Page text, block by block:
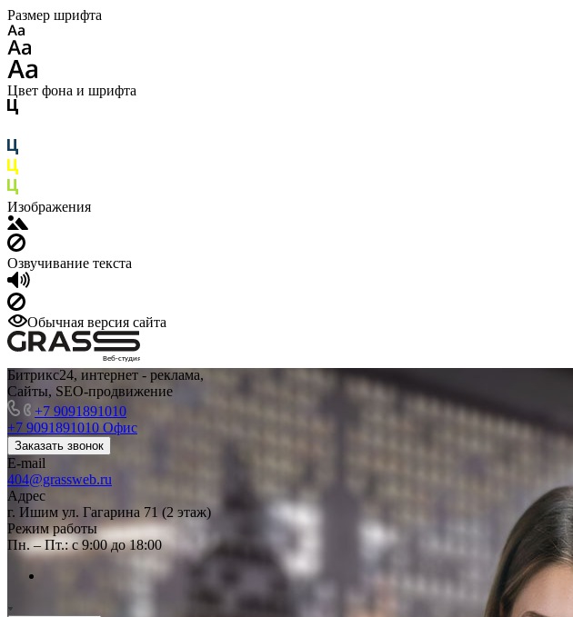
Размер шрифта
Цвет фона и шрифта
Изображения
Озвучивание текста
Обычная версия сайта
Веб-студия
Битрикс24, интернет - реклама,
Сайты, SEO-продвижение
+7 9091891010
+7 9091891010 Офис
Заказать звонок
E-mail
404@grassweb.ru
Адрес
г. Ишим ул. Гагарина 71 (2 этаж)
Режим работы
Пн. – Пт.: с 9:00 до 18:00